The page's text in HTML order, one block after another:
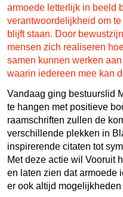
armoede letterlijk in beeld
verantwoordelijkheid om
blijft staan. Door
mensen zich realiseren
samen kunnen werken
waarin iedereen mee kan
Vandaag ging bestuurslid
te hangen met positieve
raamschriften zullen de
verschillende plekken in
inspirerende citaten tot
Met deze actie wil Vooruit
en laten zien dat armoede
er ook altijd